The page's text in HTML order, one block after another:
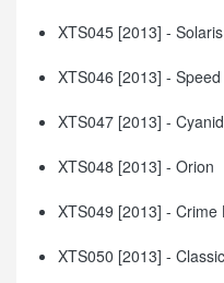
XTS045 [2013] - Solaris
XTS046 [2013] -
XTS047 [2013] -
XTS048 [2013] - Orion
XTS049 [2013] - Crime
XTS050 [2013] -